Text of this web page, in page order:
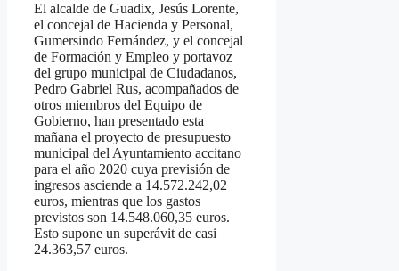
El alcalde de Guadix, Jesús Lorente,
el concejal de Hacienda y Personal,
Gumersindo Fernández, y el concejal
de Formación y Empleo y portavoz
del grupo municipal de Ciudadanos,
Pedro Gabriel Rus, acompañados de
otros miembros del Equipo de
Gobierno, han presentado esta
mañana el proyecto de presupuesto
municipal del Ayuntamiento accitano
para el año 2020 cuya previsión de
ingresos asciende a 14.572.242,02
euros, mientras que los gastos
previstos son 14.548.060,35 euros.
Esto supone un superávit de casi
24.363,57 euros.